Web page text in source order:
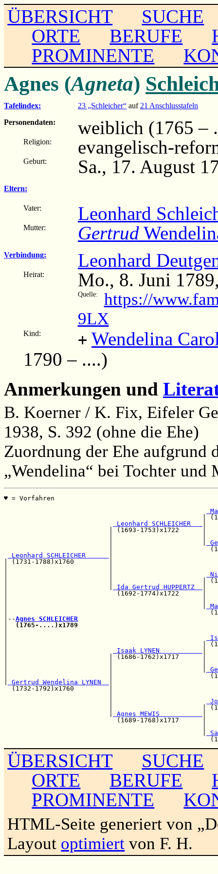
ÜBERSICHT
SUCHE
ORTE
BERUFE
PROMINENTE
Agnes (Agneta)
Tafelindex: 23 „Schleicher“ auf 21 Anschlusstafeln
Personendaten:
weiblich (1765 –
Religion: evangelisch-
Geburt: Sa., 17. August
Eltern:
Vater: Leonhard
Mutter: Gertrud
Verbindung: Leonhard
Heirat: Mo., 8. Juni
Quelle:
https://
9LX
Kind: + Wendelina
1790 – ....)
Anmerkungen und
B. Koerner / K. Fix, Eifeler
1938, S. 392 (ohne die Ehe)
Zuordnung der Ehe aufgrund
„Wendelina“ bei Tochter
♥ =
Leonhard SCHLEICHER
| (1693-
|
Leonhard SCHLEICHER
| (1731-
|                          |                       |
Ida Gertrud HUPPERTZ
|                            (1692-
|
|--Agnes SCHLEICHER
(1765-....)x1789
|                                                  |
Isaak LYNEN
|                          | (1686-
|                          |
Gertrud Wendelina LYNEN
(1732-1792)x1760
|
Agnes MEWIS
(1689-
ÜBERSICHT
SUCHE
ORTE
BERUFE
PROMINENTE
HTML-Seite generiert von
Layout optimiert von F. H.